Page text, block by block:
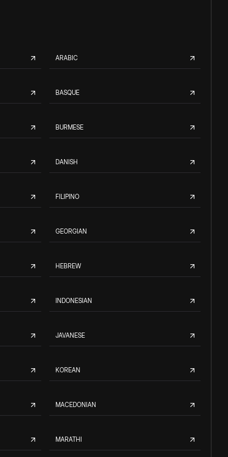
ARABIC
BASQUE
BURMESE
DANISH
FILIPINO
GEORGIAN
HEBREW
INDONESIAN
JAVANESE
KOREAN
MACEDONIAN
MARATHI